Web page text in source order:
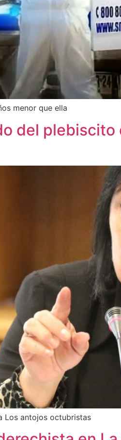
menor que ella
del
Los antojos octubristas